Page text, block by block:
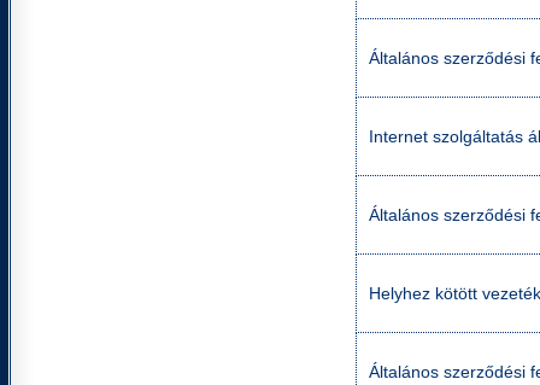
Általános szerződési
Internet szolgáltatás
Általános szerződési
Helyhez kötött
Általános szerződési